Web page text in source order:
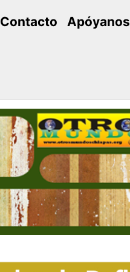
Contacto Apóyanos